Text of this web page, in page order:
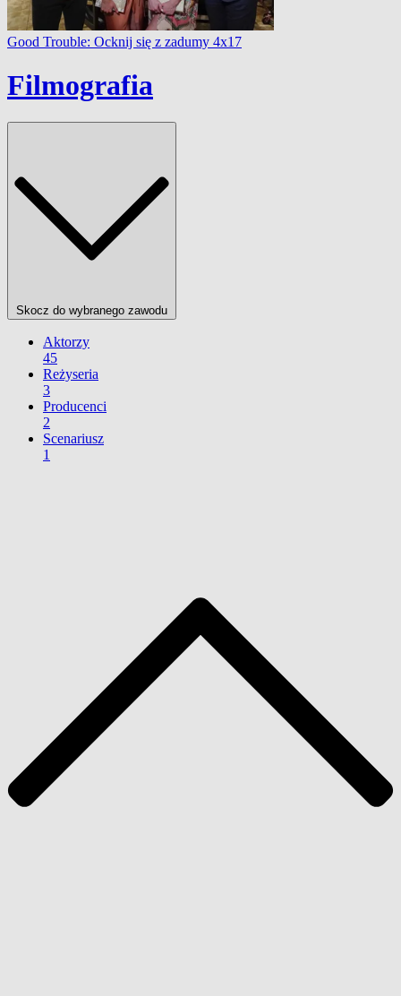
Good Trouble: Ocknij się z zadumy 4x17
Filmografia
Skocz do wybranego zawodu
Aktorzy
45
Reżyseria
3
Producenci
2
Scenariusz
1